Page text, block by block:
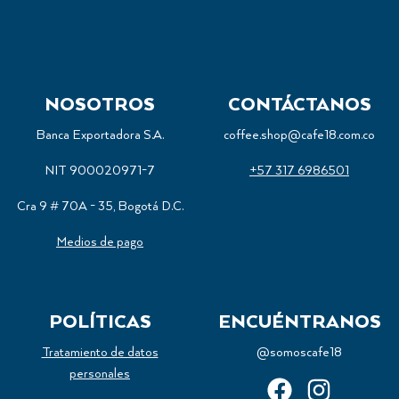
NOSOTROS
Banca Exportadora S.A.
NIT 900020971-7
Cra 9 # 70A - 35, Bogotá D.C.
Medios de pago
CONTÁCTANOS
coffee.shop@cafe18.com.co
+57 317 6986501
POLÍTICAS
Tratamiento de datos
personales
ENCUÉNTRANOS
@somoscafe18